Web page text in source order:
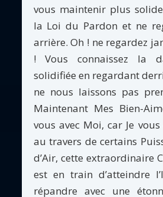
vous maintenir plus
la Loi du Pardon et ne
arrière. Oh ! ne regardez
! Vous connaissez la
solidifiée en regardant
ne nous laissons pas
Maintenant Mes Bien-
vous avec Moi, car Je
au travers de certains
d’Air, cette extraordinaire
est en train d’atteindre
répandre avec une